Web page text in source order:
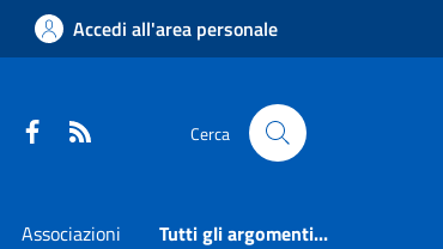
Accedi all'area personale
Faceboook Cerca
Associazioni Tutti gli argomenti...